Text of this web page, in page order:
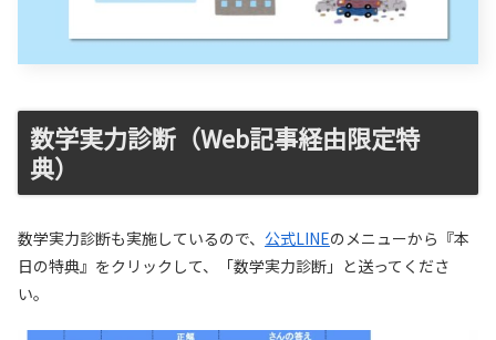
数学実力診断（Web記事経由限定特
典）
数学実力診断も実施しているので、 公式LINEのメニューから『本
日の特典』をクリックして、「数学実力診断」と送ってくださ
い。